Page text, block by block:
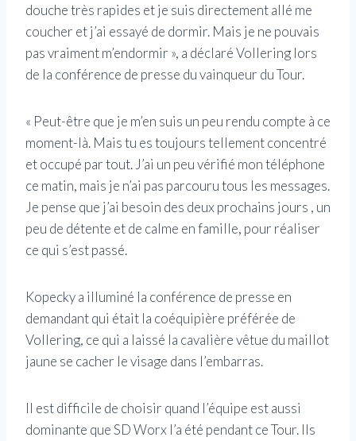
douche très rapides et je suis directement allé me ​​
coucher et j’ai essayé de dormir. Mais je ne pouvais
pas vraiment m’endormir », a déclaré Vollering lors
de la conférence de presse du vainqueur du Tour.
« Peut-être que je m’en suis un peu rendu compte à ce
moment-là. Mais tu es toujours tellement concentré
et occupé par tout. J’ai un peu vérifié mon téléphone
ce matin, mais je n’ai pas parcouru tous les messages.
Je pense que j’ai besoin des deux prochains jours , un
peu de détente et de calme en famille, pour réaliser
ce qui s’est passé.
Kopecky a illuminé la conférence de presse en
demandant qui était la coéquipière préférée de
Vollering, ce qui a laissé la cavalière vêtue du maillot
jaune se cacher le visage dans l’embarras.
Il est difficile de choisir quand l’équipe est aussi
dominante que SD Worx l’a été pendant ce Tour. Ils